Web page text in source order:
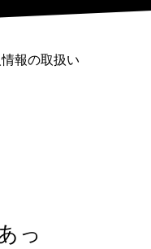
報の取扱い
っ